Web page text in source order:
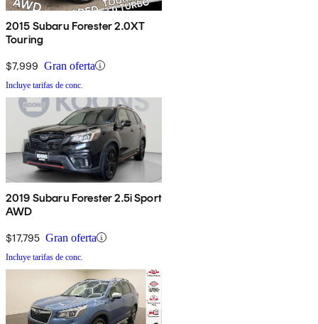
2015 Subaru Forester 2.0XT
Touring
$7,999 Gran oferta
Incluye tarifas de conc.
2019 Subaru Forester 2.5i Sport
AWD
$17,795 Gran oferta
Incluye tarifas de conc.